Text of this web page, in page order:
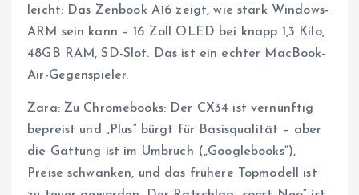
leicht: Das Zenbook A16 zeigt, wie stark Windows-
ARM sein kann – 16 Zoll OLED bei knapp 1,3 Kilo,
48GB RAM, SD-Slot. Das ist ein echter MacBook-
Air-Gegenspieler.
Zara: Zu Chromebooks: Der CX34 ist vernünftig
bepreist und „Plus“ bürgt für Basisqualität – aber
die Gattung ist im Umbruch („Googlebooks“),
Preise schwanken, und das frühere Topmodell ist